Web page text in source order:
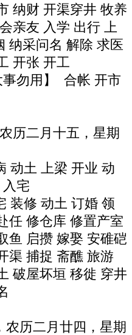
纳财 开渠穿井 牧养
亲友 入学 出行 上
纳采问名 解除 求医
开张 开工
勿用】 合帐 开市
历二月十五，星期
动土 上梁 开业 动
宅
装修 动土 订婚 领
任 修仓库 修置产室
鱼 启攒 嫁娶 安碓硙
渠 捕捉 斋醮 旅游
破屋坏垣 移徙 穿井
历二月廿四，星期